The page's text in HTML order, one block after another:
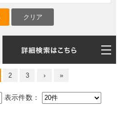
2 3 › »
表示件数：